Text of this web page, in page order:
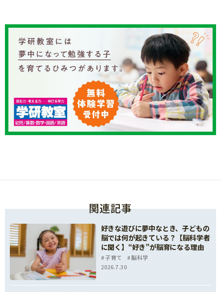
関連記事
好きな遊びに夢中なとき、子どもの
脳では何が起きている？【脳科学者
に聞く】“好き”が脳育になる理由
子育て
脳科学
2026.7.30